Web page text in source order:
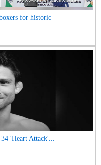
for historic
'Heart Attack'...